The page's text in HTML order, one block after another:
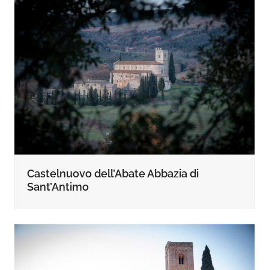
Castelnuovo dell’Abate Abbazia di
Sant’Antimo